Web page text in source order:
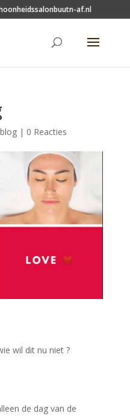
af.nl
blog| 0 Reacties
wil dit nu niet ?
de dag van de